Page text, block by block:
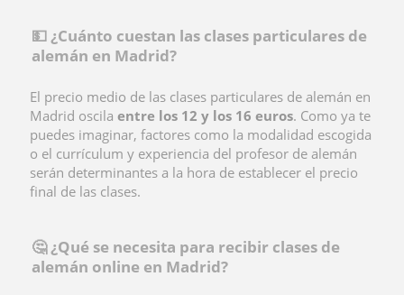
💵 ¿Cuánto cuestan las clases particulares de
alemán en Madrid?
El precio medio de las clases particulares de alemán en
Madrid oscila entre los 12 y los 16 euros. Como ya te
puedes imaginar, factores como la modalidad escogida
o el currículum y experiencia del profesor de alemán
serán determinantes a la hora de establecer el precio
final de las clases.
🤔 ¿Qué se necesita para recibir clases de
alemán online en Madrid?